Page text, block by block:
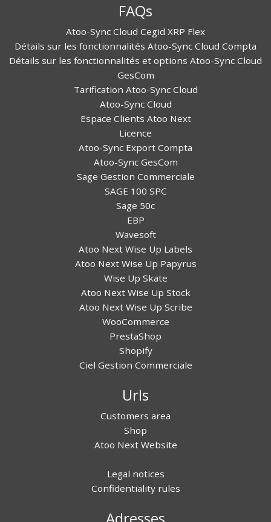
FAQs
Atoo-Sync Cloud Cegid XRP Flex
Détails sur les fonctionnalités Atoo-Sync Cloud Compta
Détails sur les fonctionnalités et options Atoo-Sync Cloud
GesCom
Tarification Atoo-Sync Cloud
Atoo-Sync Cloud
Espace Clients Atoo Next
Licence
Atoo-Sync Export Compta
Atoo-Sync GesCom
Sage Gestion Commerciale
SAGE 100 SPC
Sage 50c
EBP
Wavesoft
Atoo Next Wise Up Labels
Atoo Next Wise Up Papyrus
Wise Up Skate
Atoo Next Wise Up Stock
Atoo Next Wise Up Scribe
WooCommerce
PrestaShop
Shopify
Ciel Gestion Commerciale
Urls
Customers area
Shop
Atoo Next Website
Legal notices
Confidentiality rules